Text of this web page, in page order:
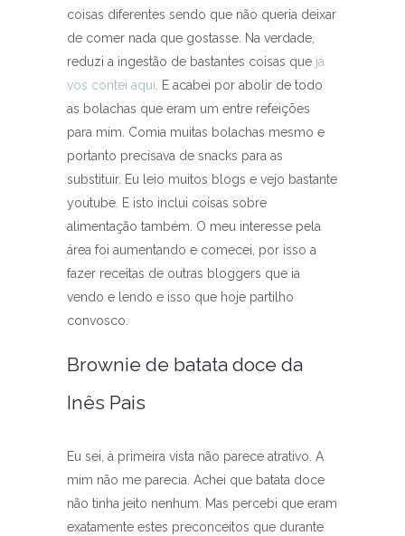
coisas diferentes sendo que não queria deixar
de comer nada que gostasse. Na verdade,
reduzi a ingestão de bastantes coisas que já
vos contei aqui. E acabei por abolir de todo
as bolachas que eram um entre refeições
para mim. Comia muitas bolachas mesmo e
portanto precisava de snacks para as
substituir. Eu leio muitos blogs e vejo bastante
youtube. E isto inclui coisas sobre
alimentação também. O meu interesse pela
área foi aumentando e comecei, por isso a
fazer receitas de outras bloggers que ia
vendo e lendo e isso que hoje partilho
convosco.
Brownie de batata doce da
Inês Pais
Eu sei, à primeira vista não parece atrativo. A
mim não me parecia. Achei que batata doce
não tinha jeito nenhum. Mas percebi que eram
exatamente estes preconceitos que durante